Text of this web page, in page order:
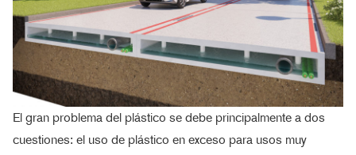
El gran problema del plástico se debe principalmente a dos
cuestiones: el uso de plástico en exceso para usos muy